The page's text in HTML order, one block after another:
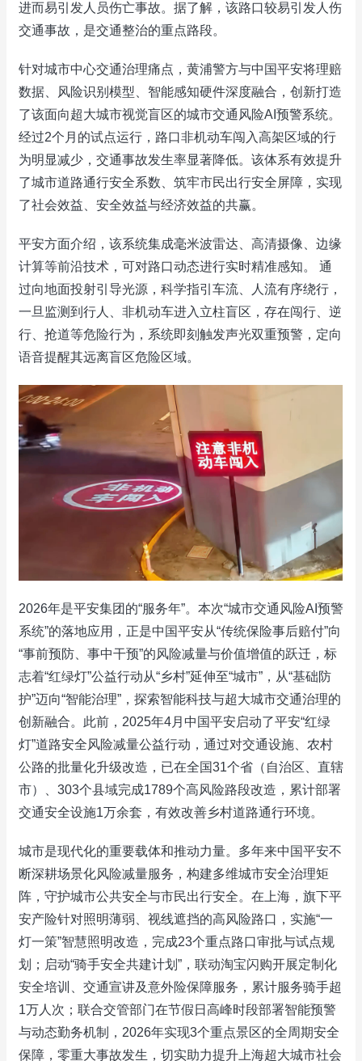
进而易引发人员伤亡事故。据了解，该路口较易引发人伤
交通事故，是交通整治的重点路段。
针对城市中心交通治理痛点，黄浦警方与中国平安将理赔
数据、风险识别模型、智能感知硬件深度融合，创新打造
了该面向超大城市视觉盲区的城市交通风险AI预警系统。
经过2个月的试点运行，路口非机动车闯入高架区域的行
为明显减少，交通事故发生率显著降低。该体系有效提升
了城市道路通行安全系数、筑牢市民出行安全屏障，实现
了社会效益、安全效益与经济效益的共赢。
平安方面介绍，该系统集成毫米波雷达、高清摄像、边缘
计算等前沿技术，可对路口动态进行实时精准感知。 通
过向地面投射引导光源，科学指引车流、人流有序绕行，
一旦监测到行人、非机动车进入立柱盲区，存在闯行、逆
行、抢道等危险行为，系统即刻触发声光双重预警，定向
语音提醒其远离盲区危险区域。
2026年是平安集团的“服务年”。本次“城市交通风险AI预警
系统”的落地应用，正是中国平安从“传统保险事后赔付”向
“事前预防、事中干预”的风险减量与价值增值的跃迁，标
志着“红绿灯”公益行动从“乡村”延伸至“城市”，从“基础防
护”迈向“智能治理”，探索智能科技与超大城市交通治理的
创新融合。此前，2025年4月中国平安启动了平安“红绿
灯”道路安全风险减量公益行动，通过对交通设施、农村
公路的批量化升级改造，已在全国31个省（自治区、直辖
市）、303个县域完成1789个高风险路段改造，累计部署
交通安全设施1万余套，有效改善乡村道路通行环境。
城市是现代化的重要载体和推动力量。多年来中国平安不
断深耕场景化风险减量服务，构建多维城市安全治理矩
阵，守护城市公共安全与市民出行安全。在上海，旗下平
安产险针对照明薄弱、视线遮挡的高风险路口，实施“一
灯一策”智慧照明改造，完成23个重点路口审批与试点规
划；启动“骑手安全共建计划”，联动淘宝闪购开展定制化
安全培训、交通宣讲及意外险保障服务，累计服务骑手超
1万人次；联合交管部门在节假日高峰时段部署智能预警
与动态勤务机制，2026年实现3个重点景区的全周期安全
保障，零重大事故发生，切实助力提升上海超大城市社会